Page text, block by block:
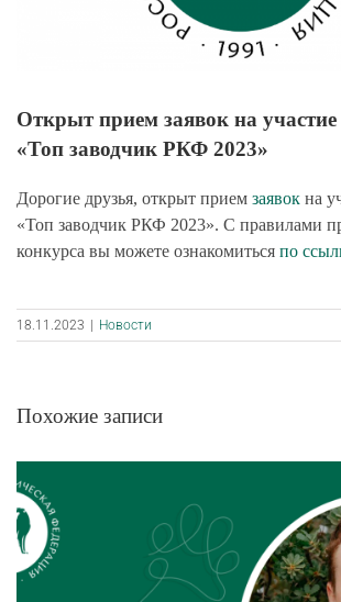
Открыт прием заявок на участие
«Топ заводчик РКФ 2023»
Дорогие друзья, открыт прием заявок на
«Топ заводчик РКФ 2023». С правилами
конкурса вы можете ознакомиться по
18.11.2023 Новости
Похожие записи